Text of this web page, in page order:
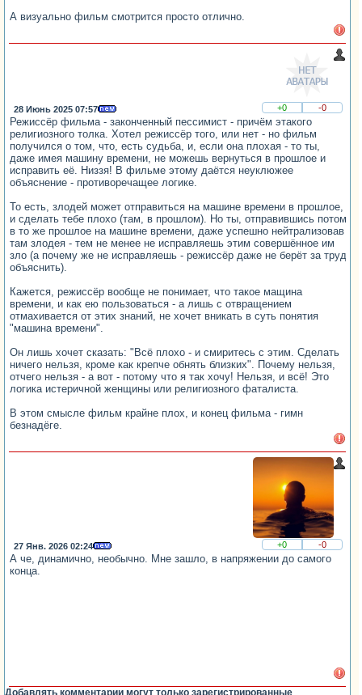
А визуально фильм смотрится просто отлично.
28 Июнь 2025 07:57 +0 -0
Режиссёр фильма - законченный пессимист - причём этакого
религиозного толка. Хотел режиссёр того, или нет - но фильм
получился о том, что, есть судьба, и, если она плохая - то ты,
даже имея машину времени, не можешь вернуться в прошлое и
исправить её. Низзя! В фильме этому даётся неуклюжее
объяснение - противоречащее логике.
То есть, злодей может отправиться на машине времени в прошлое,
и сделать тебе плохо (там, в прошлом). Но ты, отправившись потом
в то же прошлое на машине времени, даже успешно нейтрализовав
там злодея - тем не менее не исправляешь этим совершённое им
зло (а почему же не исправляешь - режиссёр даже не берёт за труд
объяснить).
Кажется, режиссёр вообще не понимает, что такое мащина
времени, и как ею пользоваться - а лишь с отвращением
отмахивается от этих знаний, не хочет вникать в суть понятия
"машина времени".
Он лишь хочет сказать: "Всё плохо - и смиритесь с этим. Сделать
ничего нельзя, кроме как крепче обнять близких". Почему нельзя,
отчего нельзя - а вот - потому что я так хочу! Нельзя, и всё! Это
логика истеричной женщины или религиозного фаталиста.
В этом смысле фильм крайне плох, и конец фильма - гимн
безнадёге.
27 Янв. 2026 02:24 +0 -0
А че, динамично, необычно. Мне зашло, в напряжении до самого
конца.